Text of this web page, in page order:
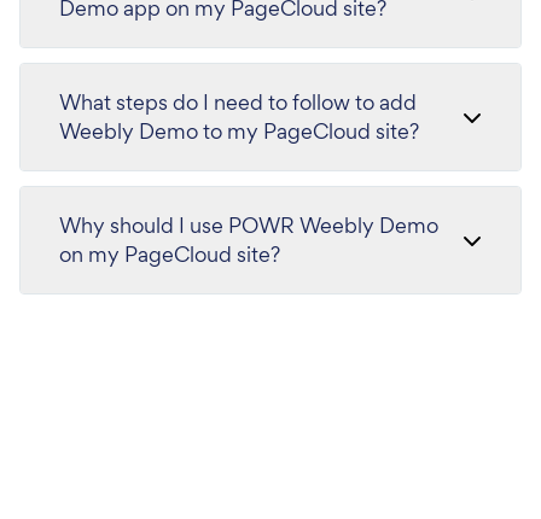
Demo app on my PageCloud site?
What steps do I need to follow to add
Weebly Demo to my PageCloud site?
Why should I use POWR Weebly Demo
on my PageCloud site?